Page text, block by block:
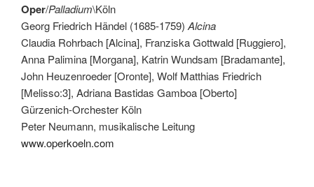
Oper/Palladium\Köln
Georg Friedrich Händel (1685-1759) Alcina
Claudia Rohrbach [Alcina], Franziska Gottwald [Ruggiero],
Anna Palimina [Morgana], Katrin Wundsam [Bradamante],
John Heuzenroeder [Oronte], Wolf Matthias Friedrich
[Melisso:3], Adriana Bastidas Gamboa [Oberto]
Gürzenich-Orchester Köln
Peter Neumann, musikalische Leitung
www.operkoeln.com